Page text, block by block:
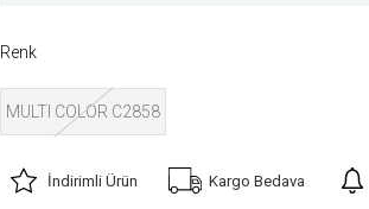
Renk
MULTI COLOR C2858
İndirimli Ürün Kargo Bedava